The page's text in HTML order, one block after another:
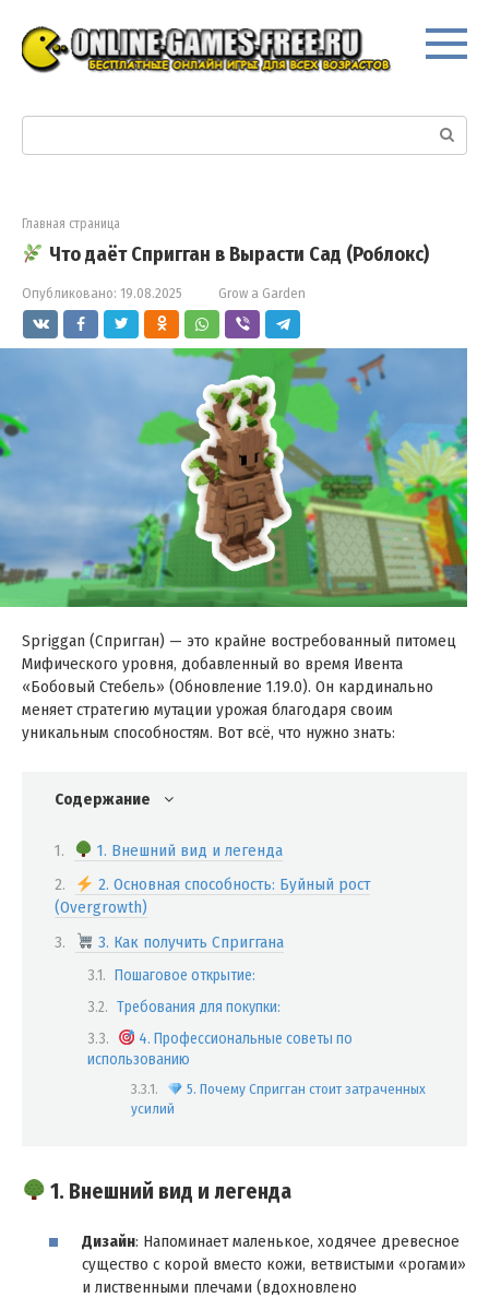
контенту
Поиск:
Главная страница
Что даёт Спригган в Вырасти Сад (Роблокс)
Опубликовано: 19.08.2025 Grow a Garden
Spriggan (Спригган) — это крайне востребованный питомец
Мифического уровня, добавленный во время Ивента
«Бобовый Стебель» (Обновление 1.19.0). Он кардинально
меняет стратегию мутации урожая благодаря своим
уникальным способностям. Вот всё, что нужно знать:
Содержание
1. Внешний вид и легенда
2. Основная способность: Буйный рост
(Overgrowth)
3. Как получить Сприггана
Пошаговое открытие:
Требования для покупки:
4. Профессиональные советы по
использованию
5. Почему Спригган стоит затраченных
усилий
1. Внешний вид и легенда
Дизайн: Напоминает маленькое, ходячее древесное
существо с корой вместо кожи, ветвистыми «рогами»
и лиственными плечами (вдохновлено